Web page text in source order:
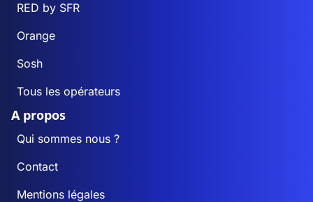
RED by SFR
Orange
Sosh
Tous les opérateurs
A propos
Qui sommes nous ?
Contact
Mentions légales